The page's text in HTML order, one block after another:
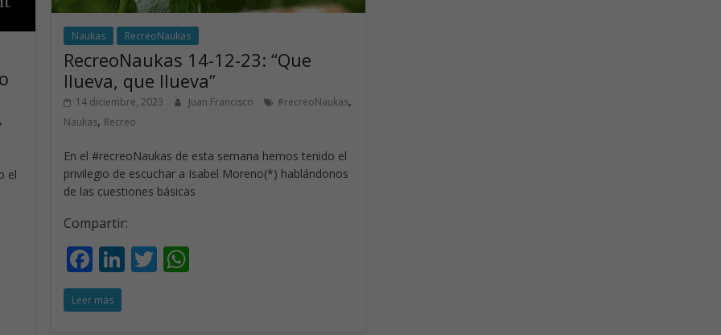
,
el
Naukas RecreoNaukas
RecreoNaukas 14-12-23: “Que
llueva, que llueva”
14 diciembre, 2023 Juan Francisco #recreoNaukas,
Naukas, Recreo
En el #recreoNaukas de esta semana hemos tenido el
privilegio de escuchar a Isabel Moreno(*) hablándonos
de las cuestiones básicas
Compartir:
F
ac
e
Li T
Leer más